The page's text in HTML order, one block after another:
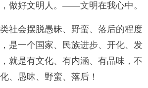
做好文明人。——文明在我心中。
社会摆脱愚昧、野蛮、落后的程度
是一个国家、民族进步、开化、发
就是有文化、有内涵、有品味，不
、愚昧、野蛮、落后！